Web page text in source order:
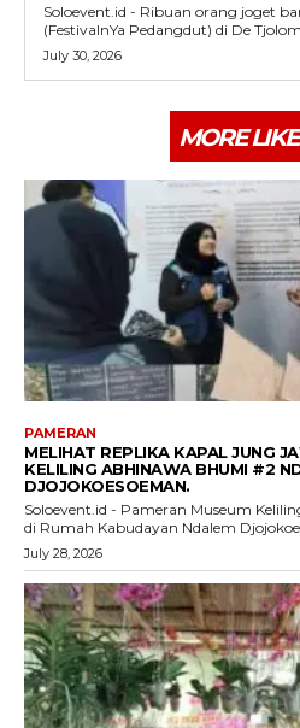
Soloevent.id - Ribuan orang joget
(FestivalnYa Pedangdut) di De
July 30, 2026
MORE
PAMERAN
MELIHAT REPLIKA KAPAL JUNG
KELILING ABHINAWA BHUMI #2
DJOJOKOESOEMAN.
Soloevent.id - Pameran Museum
di Rumah Kabudayan Ndalem
July 28, 2026